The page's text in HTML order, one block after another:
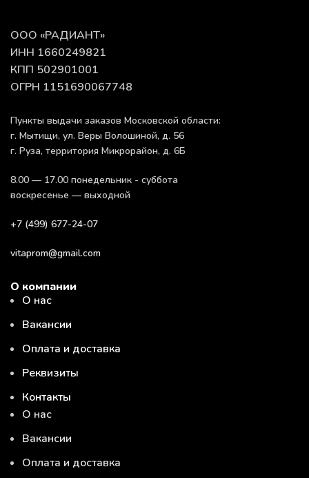
ООО «РАДИАНТ»
ИНН 1660249821
КПП 502901001
ОГРН 1151690067748
Пункты выдачи заказов Московской области:
г. Мытищи, ул. Веры Волошиной, д. 56
г. Руза, территория Микрорайон, д. 6Б
8.00 — 17.00 понедельник - суббота
воскресенье — выходной
+7 (499) 677-24-07
vitaprom@gmail.com
О компании
О нас
Вакансии
Оплата и доставка
Реквизиты
Контакты
О нас
Вакансии
Оплата и доставка